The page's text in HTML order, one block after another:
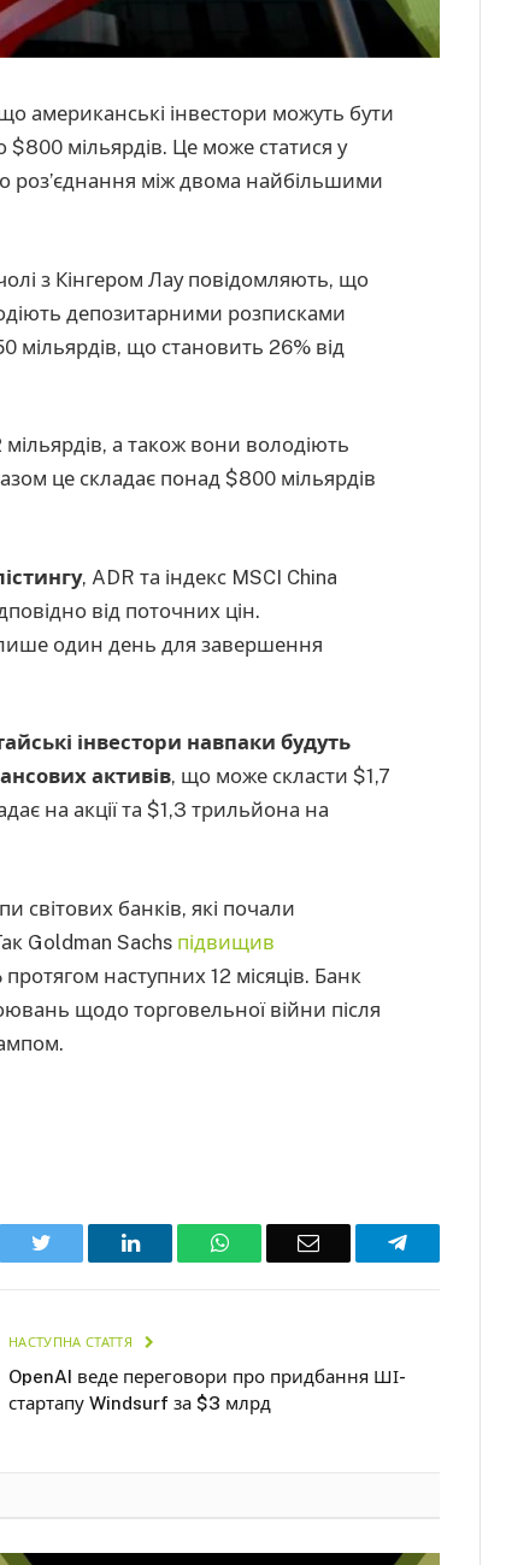
американські інвестори можуть бути
$800 мільярдів. Це може статися у
роз’єднання між двома найбільшими
з Кінгером Лау повідомляють, що
депозитарними розписками
мільярдів, що становить 26% від
мільярдів, а також вони володіють
це складає понад $800 мільярдів
, ADR та індекс MSCI China
від поточних цін.
один день для завершення
інвестори навпаки будуть
активів, що може скласти $1,7
на акції та $1,3 трильйона на
світових банків, які почали
Goldman Sachs підвищив
наступних 12 місяців. Банк
щодо торговельної війни після
Twitter LinkedIn WhatsAppEmail Telegram
НАСТУПНА СТАТТЯ
OpenAI веде переговори про придбання ШІ-
стартапу Windsurf за $3 млрд